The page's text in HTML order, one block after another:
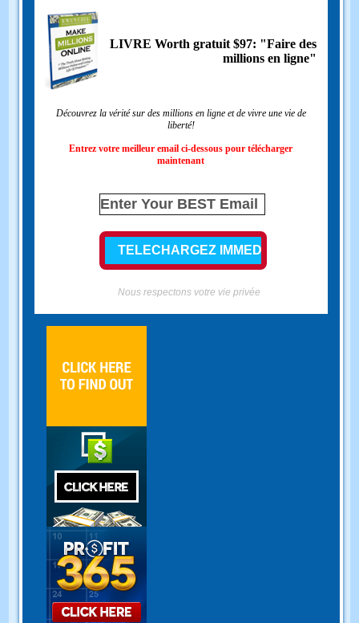
LIVRE Worth gratuit $97: "Faire des
millions en ligne"
Découvrez la vérité sur des millions en ligne et de vivre une vie de
liberté!
Entrez votre meilleur email ci-dessous pour télécharger
maintenant
Nous respectons votre vie privée